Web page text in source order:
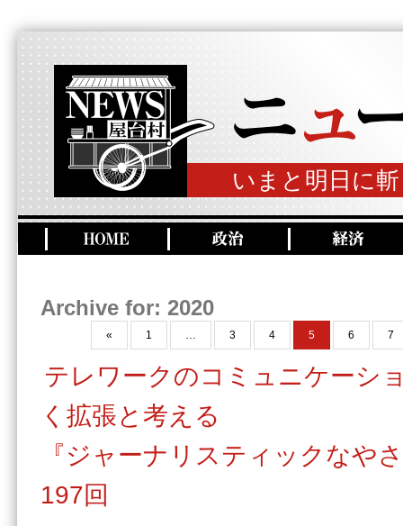
いまと明日に
Archive for: 2020
« 1 … 3 4 5 6 7
テレワークのコミュニケーシ
く拡張と考える
『ジャーナリスティックなや
197回